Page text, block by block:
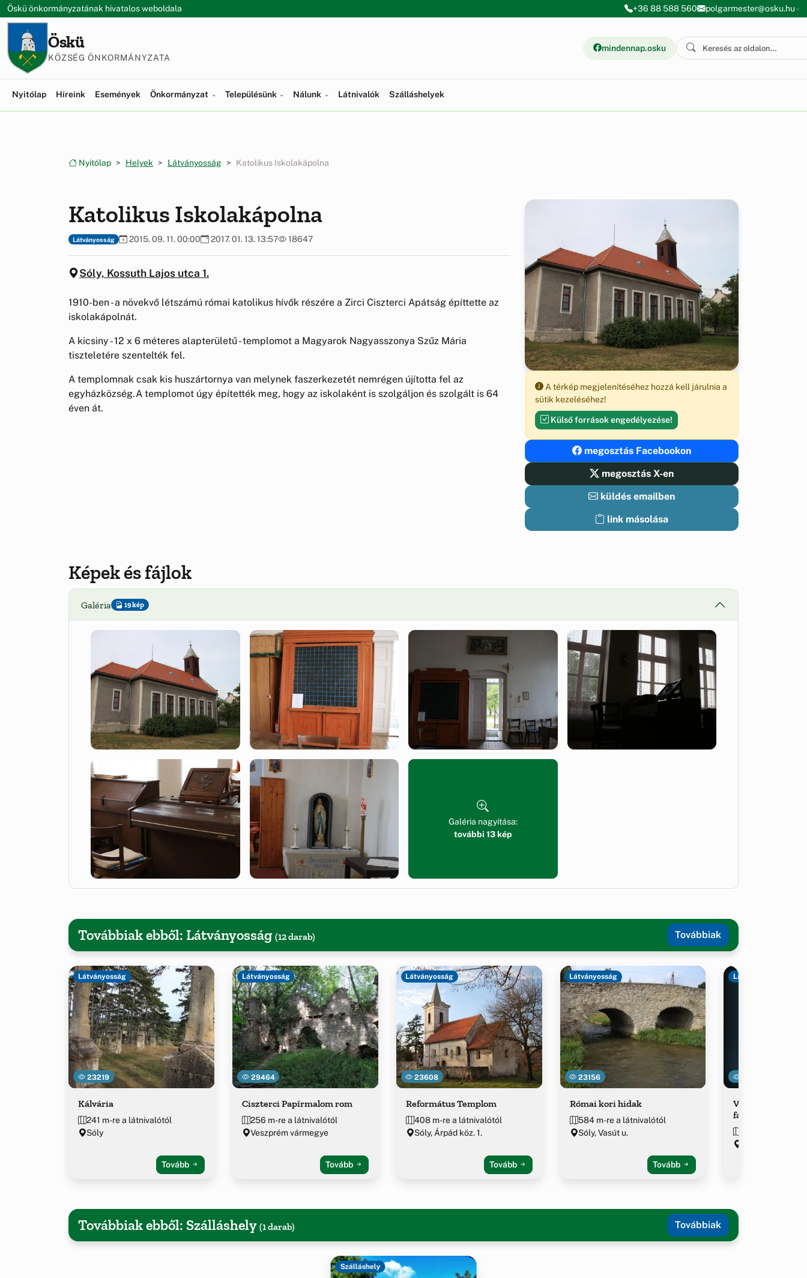
Ugrás a menüre
Ugrás a tartalomra
Öskü önkormányzatának hivatalos weboldala +36 88 588 560 polgarmester@osku.hu
Öskü
KÖZSÉG ÖNKORMÁNYZATA
mindennap.osku
Nyitólap Híreink Események Önkormányzat Településünk Nálunk Látnivalók Szálláshelyek
Nyitólap Helyek Látványosság Katolikus Iskolakápolna
Katolikus Iskolakápolna
Látványosság 2015. 09. 11. 00:00 2017. 01. 13. 13:57 18647
Sóly, Kossuth Lajos utca 1.
1910-ben - a növekvő létszámú római katolikus hívők részére a Zirci Ciszterci Apátság építtette az
iskolakápolnát.
A kicsiny - 12 x 6 méteres alapterületű - templomot a Magyarok Nagyasszonya Szűz Mária
tiszteletére szentelték fel.
A templomnak csak kis huszártornya van melynek faszerkezetét nemrégen újította fel az
egyházközség.A templomot úgy építették meg, hogy az iskolaként is szolgáljon és szolgált is 64
éven át.
A térkép megjelenítéséhez hozzá kell járulnia a
sütik kezeléséhez!
Külső források engedélyezése!
megosztás Facebookon
megosztás X-en
küldés emailben
link másolása
Képek és fájlok
Galéria 19 kép
Galéria nagyítása:
további 13 kép
Továbbiak ebből: Látványosság (12 darab) Továbbiak
23219
Látványosság
Kálvária
241 m-re a látnivalótól
Sóly
Tovább
29464
Látványosság
Ciszterci Papírmalom rom
256 m-re a látnivalótól
Veszprém vármegye
Tovább
23608
Látványosság
Református Templom
408 m-re a látnivalótól
Sóly, Árpád köz. 1.
Tovább
23156
Látványosság
Római kori hidak
584 m-re a látnivalótól
Sóly, Vasút u.
Tovább
Látványosság
Világrekord
faragott magyar
Továbbiak ebből: Szálláshely (1 darab) Továbbiak
Szálláshely